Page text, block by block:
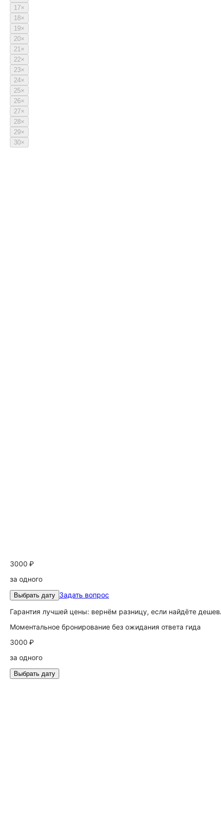
17×
18×
19×
20×
21×
22×
23×
24×
25×
26×
27×
28×
29×
30×
3000 ₽
за одного
Выбрать дату Задать вопрос
Гарантия лучшей цены: вернём разницу, если найдёте
Моментальное бронирование без ожидания ответа гида
3000 ₽
за одного
Выбрать дату